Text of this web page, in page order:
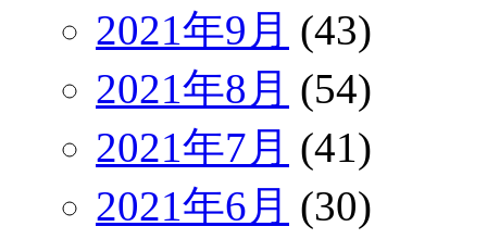
2021年9月 (43)
2021年8月 (54)
2021年7月 (41)
2021年6月 (30)